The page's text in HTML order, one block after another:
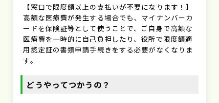
【窓口で限度額以上の支払いが不要になります！】
高額な医療費が発生する場合でも、マイナンバーカ
ードを保険証等として使うことで、ご自身で高額な
医療費を一時的に自己負担したり、役所で限度額適
用認定証の書類申請手続きをする必要がなくなりま
す。
どうやってつかうの？